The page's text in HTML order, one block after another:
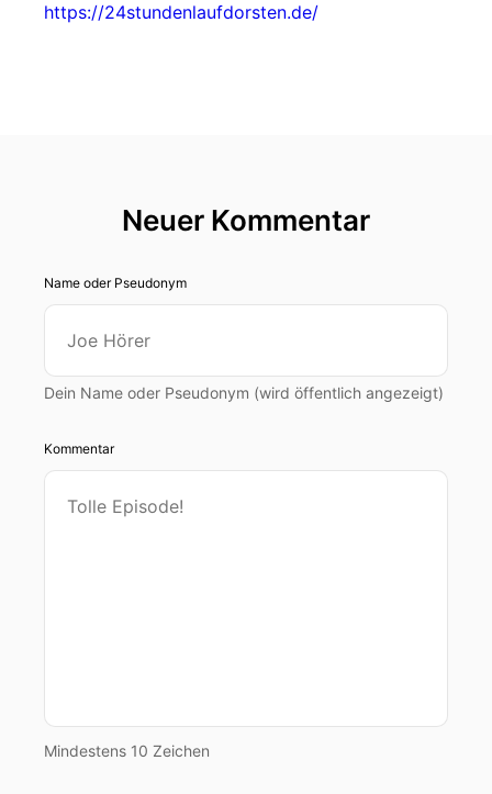
https://24stundenlaufdorsten.de/
Neuer Kommentar
Name oder Pseudonym
Dein Name oder Pseudonym (wird öffentlich angezeigt)
Kommentar
Mindestens 10 Zeichen